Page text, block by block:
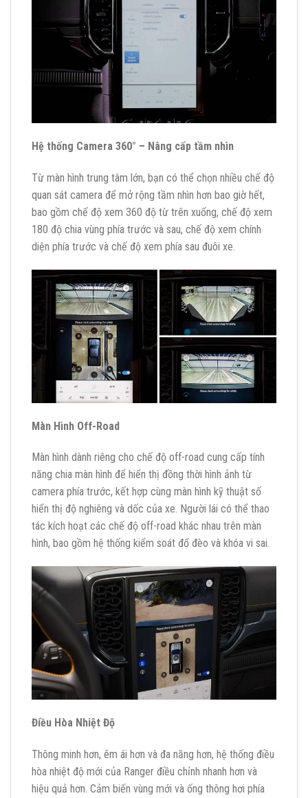
Hệ thống Camera 360° – Nâng cấp tầm nhìn
Từ màn hình trung tâm lớn, bạn có thể chọn nhiều chế độ
quan sát camera để mở rộng tầm nhìn hơn bao giờ hết,
bao gồm chế độ xem 360 độ từ trên xuống, chế độ xem
180 độ chia vùng phía trước và sau, chế độ xem chính
diện phía trước và chế độ xem phía sau đuôi xe.
Màn Hình Off-Road
Màn hình dành riêng cho chế độ off-road cung cấp tính
năng chia màn hình để hiển thị đồng thời hình ảnh từ
camera phía trước, kết hợp cùng màn hình kỹ thuật số
hiển thị độ nghiêng và dốc của xe. Người lái có thể thao
tác kích hoạt các chế độ off-road khác nhau trên màn
hình, bao gồm hệ thống kiểm soát đổ đèo và khóa vi sai.
Điều Hòa Nhiệt Độ
Thông minh hơn, êm ái hơn và đa năng hơn, hệ thống điều
hòa nhiệt độ mới của Ranger điều chỉnh nhanh hơn và
hiệu quả hơn. Cảm biến vùng mới và ống thông hơi phía